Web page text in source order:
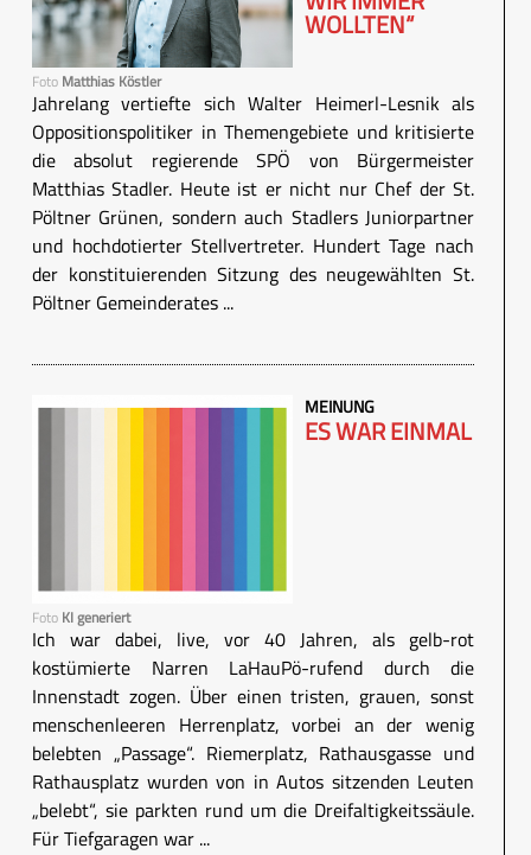
Foto Matthias Köstler
WOLLTEN“
Jahrelang vertiefte sich Walter Heimerl-Lesnik als
Oppositionspolitiker in Themengebiete und kritisierte
die absolut regierende SPÖ von Bürgermeister
Matthias Stadler. Heute ist er nicht nur Chef der St.
Pöltner Grünen, sondern auch Stadlers Juniorpartner
und hochdotierter Stellvertreter. Hundert Tage nach
der konstituierenden Sitzung des neugewählten St.
Pöltner Gemeinderates ...
Foto KI generiert
MEINUNG
ES WAR EINMAL
Ich war dabei, live, vor 40 Jahren, als gelb-rot
kostümierte Narren LaHauPö-rufend durch die
Innenstadt zogen. Über einen tristen, grauen, sonst
menschenleeren Herrenplatz, vorbei an der wenig
belebten „Passage“. Riemerplatz, Rathausgasse und
Rathausplatz wurden von in Autos sitzenden Leuten
„belebt“, sie parkten rund um die Dreifaltigkeitssäule.
Für Tiefgaragen war ...